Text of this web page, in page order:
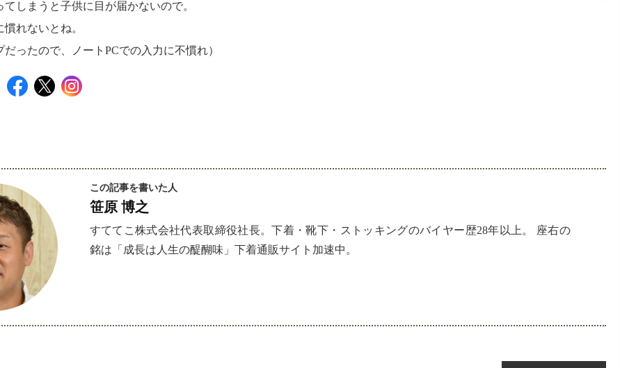
しまうと子供に目が届かないので。
れないとね。
だったので、ノートPCでの入力に不慣れ）
この記事を書いた人
笹原 博之
すててこ株式会社代表取締役社長。下着・靴下・ストッキングのバイヤー歴28年以上。 座右の
銘は「成長は人生の醍醐味」下着通販サイト加速中。